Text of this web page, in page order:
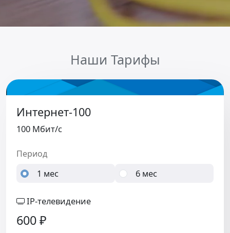
Наши Тарифы
Интернет-100
100 Мбит/c
Период
1 мес 6 мес
IP-телевидение
600₽